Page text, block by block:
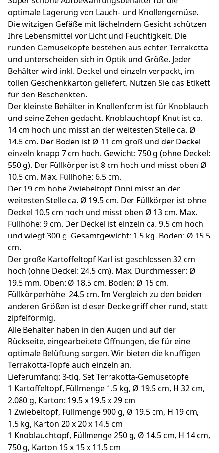
optimale Lagerung von Lauch- und Knollengemüse.
Die witzigen Gefäße mit lächelndem Gesicht schützen
Ihre Lebensmittel vor Licht und Feuchtigkeit. Die
runden Gemüseköpfe bestehen aus echter Terrakotta
und unterscheiden sich in Optik und Größe. Jeder
Behälter wird inkl. Deckel und einzeln verpackt, im
tollen Geschenkkarton geliefert. Nutzen Sie das Etikett
für den Beschenkten.
Der kleinste Behälter in Knollenform ist für Knoblauch
und seine Zehen gedacht. Knoblauchtopf Knut ist ca.
14 cm hoch und misst an der weitesten Stelle ca. Ø
14.5 cm. Der Boden ist Ø 11 cm groß und der Deckel
einzeln knapp 7 cm hoch. Gewicht: 750 g (ohne Deckel:
550 g). Der Füllkörper ist 8 cm hoch und misst oben Ø
10.5 cm. Max. Füllhöhe: 6.5 cm.
Der 19 cm hohe Zwiebeltopf Onni misst an der
weitesten Stelle ca. Ø 19.5 cm. Der Füllkörper ist ohne
Deckel 10.5 cm hoch und misst oben Ø 13 cm. Max.
Füllhöhe: 9 cm. Der Deckel ist einzeln ca. 9.5 cm hoch
und wiegt 300 g. Gesamtgewicht: 1.5 kg. Boden: Ø 15.5
cm.
Der große Kartoffeltopf Karl ist geschlossen 32 cm
hoch (ohne Deckel: 24.5 cm). Max. Durchmesser: Ø
19.5 mm. Oben: Ø 18.5 cm. Boden: Ø 15 cm.
Füllkörperhöhe: 24.5 cm. Im Vergleich zu den beiden
anderen Größen ist dieser Deckelgriff eher rund, statt
zipfelförmig.
Alle Behälter haben in den Augen und auf der
Rückseite, eingearbeitete Öffnungen, die für eine
optimale Belüftung sorgen. Wir bieten die knuffigen
Terrakotta-Töpfe auch einzeln an.
Lieferumfang: 3-tlg. Set Terrakotta-Gemüsetöpfe
1 Kartoffeltopf, Füllmenge 1.5 kg, Ø 19.5 cm, H 32 cm,
2.080 g, Karton: 19.5 x 19.5 x 29 cm
1 Zwiebeltopf, Füllmenge 900 g, Ø 19.5 cm, H 19 cm,
1.5 kg, Karton 20 x 20 x 14.5 cm
1 Knoblauchtopf, Füllmenge 250 g, Ø 14.5 cm, H 14 cm,
750 g, Karton 15 x 15 x 11.5 cm